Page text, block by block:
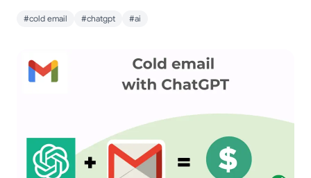
#cold email #chatgpt #ai